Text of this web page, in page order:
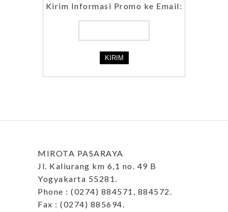
Kirim Informasi Promo ke Email:
MIROTA PASARAYA
Jl. Kaliurang km 6,1 no. 49 B
Yogyakarta 55281.
Phone : (0274) 884571, 884572.
Fax : (0274) 885694.